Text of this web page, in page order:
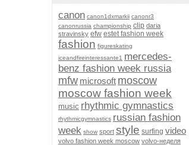
canon canon1dxmarkii canonr3
canonrussia championship clip daria
stravinsky efw estet fashion week
fashion figureskating
iceandfireinteressante1 mercedes-
benz fashion week russia
mfw microsoft moscow
moscow fashion week
music rhythmic gymnastics
rhythmicgymnastics russian fashion
week show sport style surfing video
volvo fashion week moscow volvo-неделя